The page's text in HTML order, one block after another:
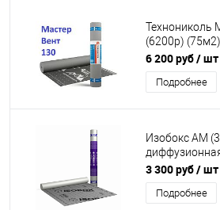
Технониколь
(6200р)
мембрана
6 200 руб/ шт
Подробнее
Изобокс АМ
1,5*50 м. (75м2)
3 300 руб/ шт
Подробнее